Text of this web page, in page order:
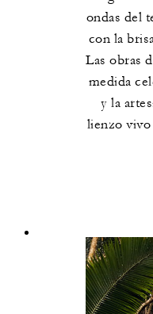
ondas del
con la
Las obras
medida
y la
lienzo vivo